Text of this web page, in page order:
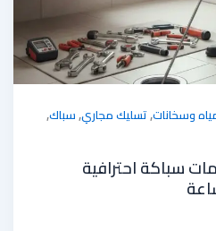
وسخانات,تسليك مجاري,سباك,
سباكة احترافية